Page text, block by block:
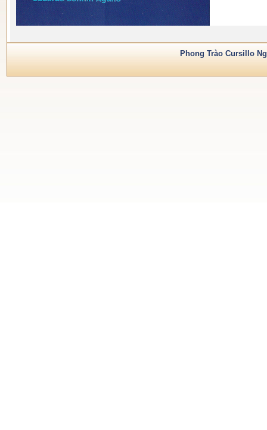
Phong Trào Cursillo